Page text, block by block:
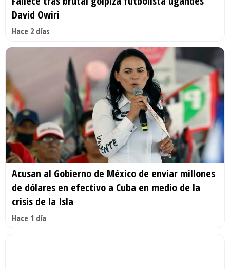
David Owiri
Hace 2 días
Acusan al Gobierno de México de enviar millones
de dólares en efectivo a Cuba en medio de la
crisis de la Isla
Hace 1 día